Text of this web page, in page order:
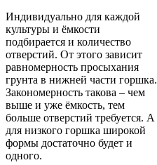
Индивидуально для каждой
культуры и ёмкости
подбирается и количество
отверстий. От этого зависит
равномерность просыхания
грунта в нижней части горшка.
Закономерность такова – чем
выше и уже ёмкость, тем
больше отверстий требуется. А
для низкого горшка широкой
формы достаточно будет и
одного.